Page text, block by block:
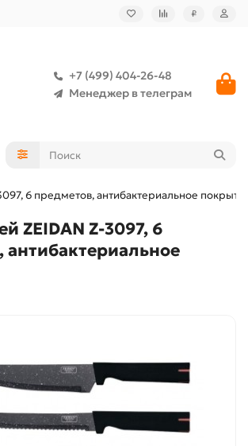
₽
+7 (499) 404-26-48
Менеджер в телеграм
6 предметов, антибактериальное
ZEIDAN Z-3097, 6
антибактериальное